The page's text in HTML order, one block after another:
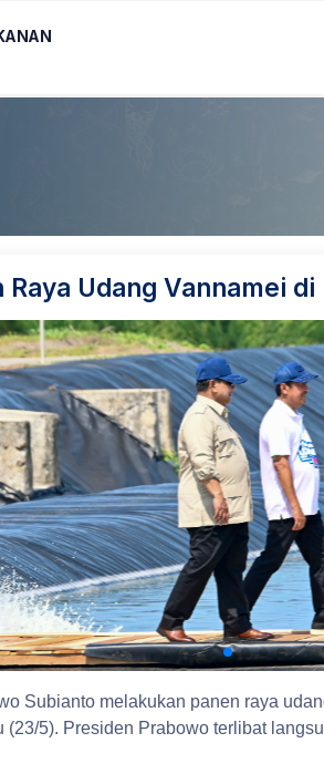
Udang Vannamei di
Subianto melakukan panen raya
(23/5). Presiden Prabowo terlibat